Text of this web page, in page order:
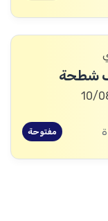
شطحة
مفتوحة